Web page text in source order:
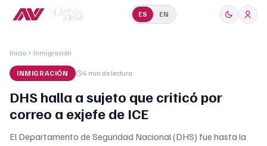
ES EN
Inicio Inmigración
INMIGRACIÓN 4 min de lectura
DHS halla a sujeto que criticó por
correo a exjefe de ICE
El Departamento de Seguridad Nacional (DHS) fue hasta la